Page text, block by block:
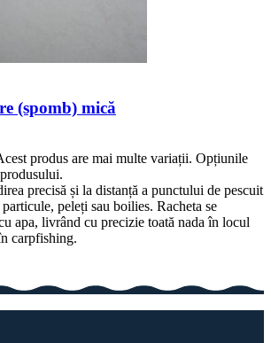
(spomb) mică
produs are mai multe variații. Opțiunile
precisă și la distanță a punctului de pescuit
peleți sau boilies. Racheta se
apa, livrând cu precizie toată nada în locul
carpfishing.